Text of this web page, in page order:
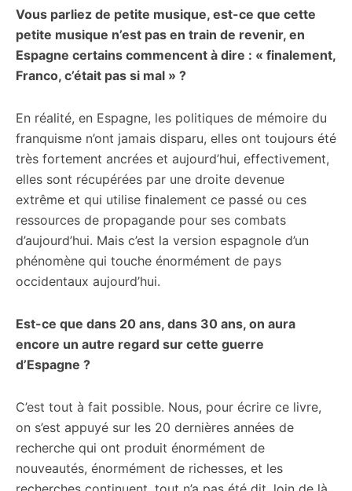
Vous parliez de petite musique, est-ce que cette
petite musique n’est pas en train de revenir, en
Espagne certains commencent à dire : « finalement,
Franco, c’était pas si mal » ?
En réalité, en Espagne, les politiques de mémoire du
franquisme n’ont jamais disparu, elles ont toujours été
très fortement ancrées et aujourd’hui, effectivement,
elles sont récupérées par une droite devenue
extrême et qui utilise finalement ce passé ou ces
ressources de propagande pour ses combats
d’aujourd’hui. Mais c’est la version espagnole d’un
phénomène qui touche énormément de pays
occidentaux aujourd’hui.
Est-ce que dans 20 ans, dans 30 ans, on aura
encore un autre regard sur cette guerre
d’Espagne ?
C’est tout à fait possible. Nous, pour écrire ce livre,
on s’est appuyé sur les 20 dernières années de
recherche qui ont produit énormément de
nouveautés, énormément de richesses, et les